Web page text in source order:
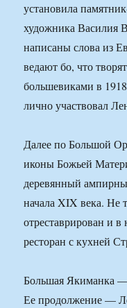
установила
художника Василия
написаны слова из
ведают бо, что
большевиками в
лично участвовал
Далее по Большой
иконы Божьей
деревянный
начала XIX века. Не
отреставрирован и
ресторан с кухней
Большая Якиманка
Ее продолжение —